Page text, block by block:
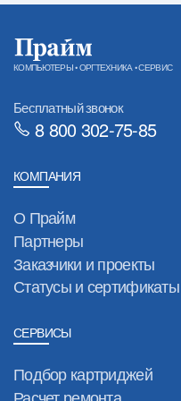
КОМПЬЮТЕРЫ • ОРГТЕХНИКА • СЕРВИС
Бесплатный звонок
8 800 302-75-85
КОМПАНИЯ
О Прайм
Партнеры
Заказчики и проекты
Статусы и сертификаты
СЕРВИСЫ
Подбор картриджей